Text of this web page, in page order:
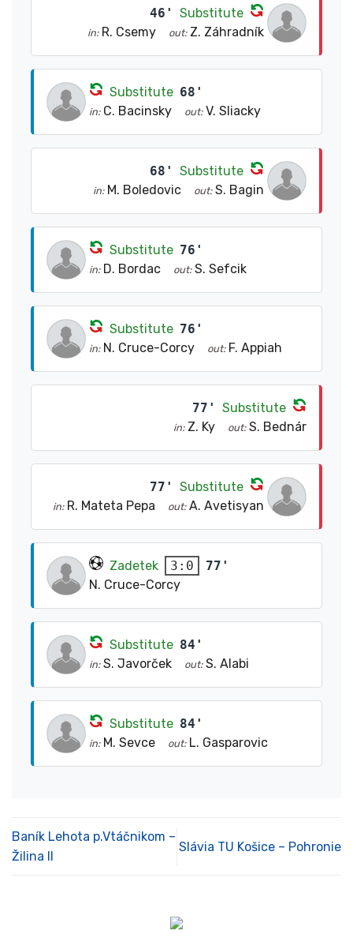
46' Substitute
in: R. Csemy out: Z. Záhradník
Substitute 68'
in: C. Bacinsky out: V. Sliacky
68' Substitute
in: M. Boledovic out: S. Bagin
Substitute 76'
in: D. Bordac out: S. Sefcik
Substitute 76'
in: N. Cruce-Corcy out: F. Appiah
77' Substitute
in: Z. Ky out: S. Bednár
77' Substitute
in: R. Mateta Pepa out: A. Avetisyan
Zadetek 3:0
77'
N. Cruce-Corcy
Substitute 84'
in: S. Javorček out: S. Alabi
Substitute 84'
in: M. Sevce out: L. Gasparovic
Baník Lehota p.Vtáčnikom –
Žilina II
Slávia TU Košice – Pohronie